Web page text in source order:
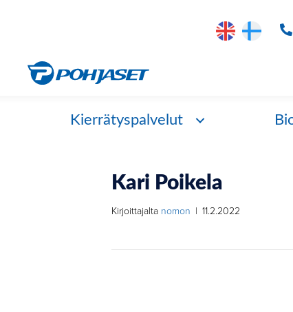
Kierrätyspalvelut
Kari Poikela
Kirjoittajalta nomon | 11.2.2022